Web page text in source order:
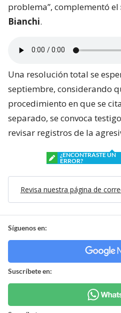
problema”, complementó el
Bianchi.
Una resolución total se
septiembre, considerando
procedimiento en que se
separado, se convoca
revisar registros de la
¿ENCONTRASTE UN
ERROR?
Revisa nuestra página de
Síguenos en:
Suscríbete en: